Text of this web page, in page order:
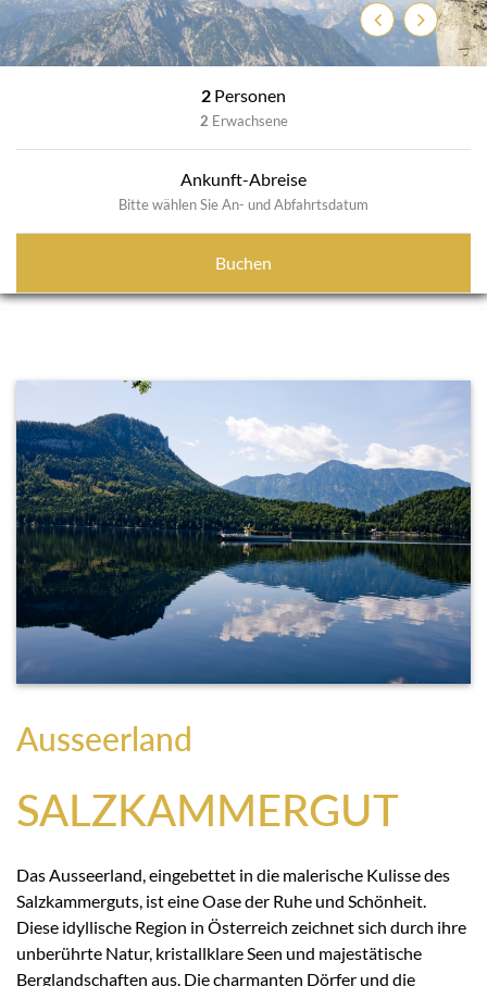
ZurückWeiter
2 Personen
2 Erwachsene
Ankunft-Abreise
Bitte wählen Sie An- und Abfahrtsdatum
Buchen
Ausseerland
SALZKAMMERGUT
Das Ausseerland, eingebettet in die malerische Kulisse des
Salzkammerguts, ist eine Oase der Ruhe und Schönheit.
Diese idyllische Region in Österreich zeichnet sich durch ihre
unberührte Natur, kristallklare Seen und majestätische
Berglandschaften aus. Die charmanten Dörfer und die